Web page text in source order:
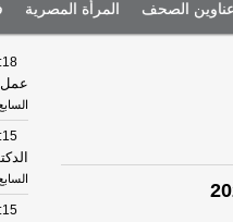
الصحف المرأة المصرية
عمل
السابع
السابع